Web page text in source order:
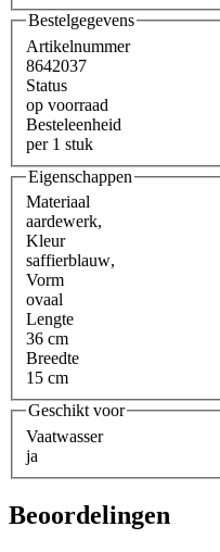
Bestelgegevens
Artikelnummer
8642037
Status
op voorraad
Besteleenheid
per 1 stuk
Eigenschappen
Materiaal
aardewerk,
Kleur
saffierblauw,
Vorm
ovaal
Lengte
36 cm
Breedte
15 cm
Geschikt voor
Vaatwasser
ja
Beoordelingen